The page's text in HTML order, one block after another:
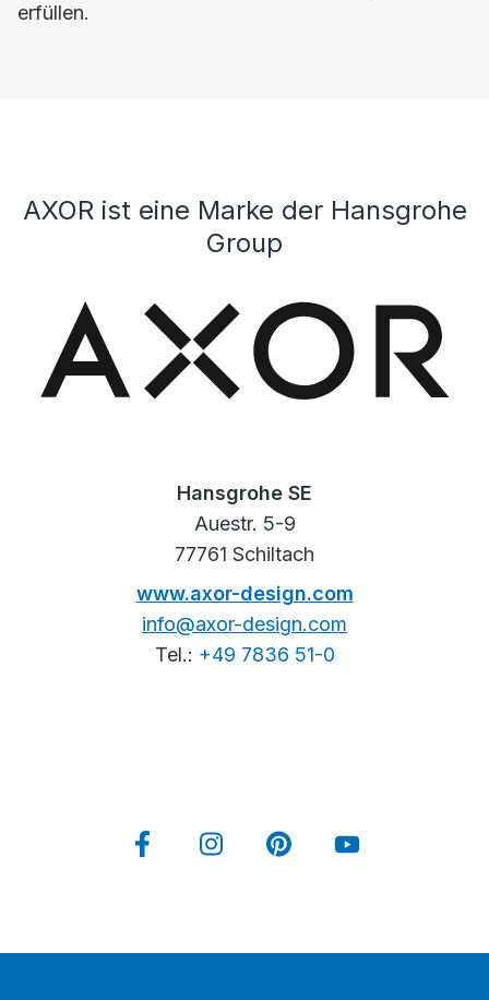
erfüllen.
AXOR ist eine Marke der Hansgrohe
Group
Hansgrohe SE
Auestr. 5-9
77761 Schiltach
www.axor-design.com
info@axor-design.com
Tel.: +49 7836 51-0